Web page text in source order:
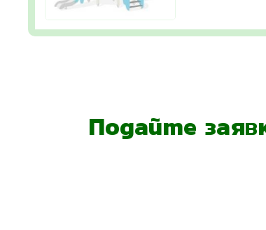
Подайте